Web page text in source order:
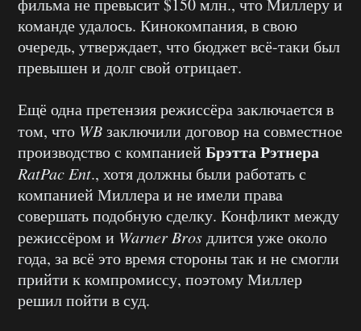
фильма не превысит $150 млн., что Миллеру и
команде удалось. Кинокомпания, в свою
очередь, утверждает, что бюджет всё-таки был
превышен и долг свой отрицает.
Ещё одна претензия режиссёра заключается в
том, что WBзаключили договор на совместное
производство с компанией Брэтта Рэтнера
RatPac Ent., хотя должны были работать с
компанией Миллера и не имели права
совершать подобную сделку. Конфликт между
режиссёром и Warner Brosдлится уже около
года, за всё это время стороны так и не смогли
прийти к компромиссу, поэтому Миллер
решил пойти в суд.